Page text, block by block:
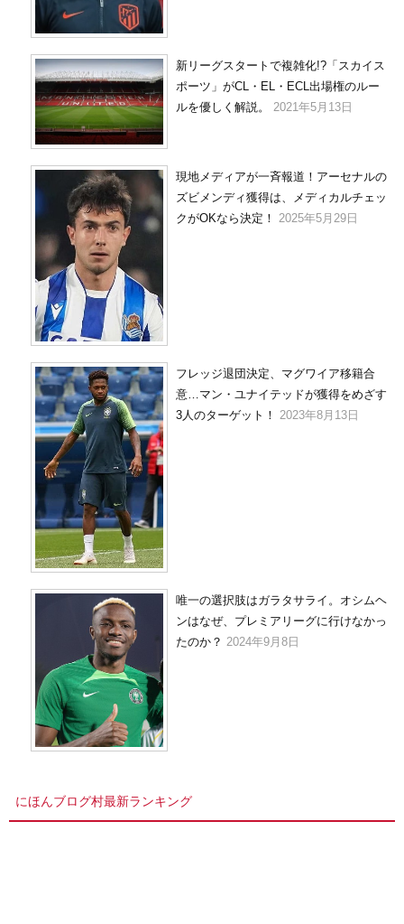
新リーグスタートで複雑化!?「スカイス
ポーツ」がCL・EL・ECL出場権のルー
ルを優しく解説。
2021年5月13日
現地メディアが一斉報道！アーセナルの
ズビメンディ獲得は、メディカルチェッ
クがOKなら決定！ 2025年5月29日
フレッジ退団決定、マグワイア移籍合
意…マン・ユナイテッドが獲得をめざす
3人のターゲット！
2023年8月13日
唯一の選択肢はガラタサライ。オシムヘ
ンはなぜ、プレミアリーグに行けなかっ
たのか？ 2024年9月8日
にほんブログ村最新ランキング